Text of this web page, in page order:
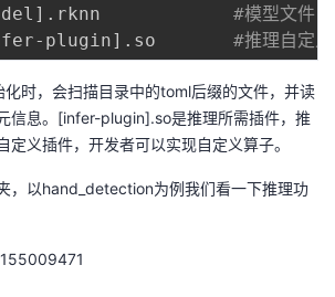
] .rknn #模型文件
plugin] .so #推理自定
时，会扫描目录中的toml后缀的文件，并读
信息。[infer-plugin].so是推理所需插件，推
定义插件，开发者可以实现自定义算子。
，以hand_detection为例我们看一下推理功